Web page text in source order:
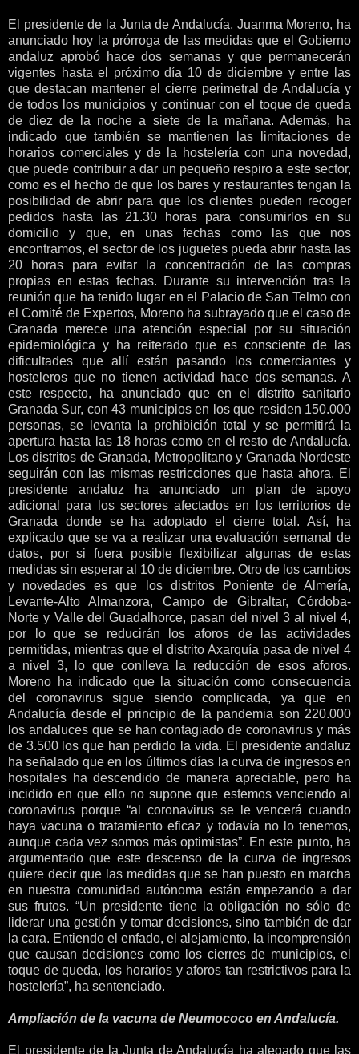
El presidente de la Junta de Andalucía, Juanma Moreno, ha
anunciado hoy la prórroga de las medidas que el Gobierno
andaluz aprobó hace dos semanas y que permanecerán
vigentes hasta el próximo día 10 de diciembre y entre las
que destacan mantener el cierre perimetral de Andalucía y
de todos los municipios y continuar con el toque de queda
de diez de la noche a siete de la mañana. Además, ha
indicado que también se mantienen las limitaciones de
horarios comerciales y de la hostelería con una novedad,
que puede contribuir a dar un pequeño respiro a este sector,
como es el hecho de que los bares y restaurantes tengan la
posibilidad de abrir para que los clientes pueden recoger
pedidos hasta las 21.30 horas para consumirlos en su
domicilio y que, en unas fechas como las que nos
encontramos, el sector de los juguetes pueda abrir hasta las
20 horas para evitar la concentración de las compras
propias en estas fechas. Durante su intervención tras la
reunión que ha tenido lugar en el Palacio de San Telmo con
el Comité de Expertos, Moreno ha subrayado que el caso de
Granada merece una atención especial por su situación
epidemiológica y ha reiterado que es consciente de las
dificultades que allí están pasando los comerciantes y
hosteleros que no tienen actividad hace dos semanas. A
este respecto, ha anunciado que en el distrito sanitario
Granada Sur, con 43 municipios en los que residen 150.000
personas, se levanta la prohibición total y se permitirá la
apertura hasta las 18 horas como en el resto de Andalucía.
Los distritos de Granada, Metropolitano y Granada Nordeste
seguirán con las mismas restricciones que hasta ahora. El
presidente andaluz ha anunciado un plan de apoyo
adicional para los sectores afectados en los territorios de
Granada donde se ha adoptado el cierre total. Así, ha
explicado que se va a realizar una evaluación semanal de
datos, por si fuera posible flexibilizar algunas de estas
medidas sin esperar al 10 de diciembre. Otro de los cambios
y novedades es que los distritos Poniente de Almería,
Levante-Alto Almanzora, Campo de Gibraltar, Córdoba-
Norte y Valle del Guadalhorce, pasan del nivel 3 al nivel 4,
por lo que se reducirán los aforos de las actividades
permitidas, mientras que el distrito Axarquía pasa de nivel 4
a nivel 3, lo que conlleva la reducción de esos aforos.
Moreno ha indicado que la situación como consecuencia
del coronavirus sigue siendo complicada, ya que en
Andalucía desde el principio de la pandemia son 220.000
los andaluces que se han contagiado de coronavirus y más
de 3.500 los que han perdido la vida. El presidente andaluz
ha señalado que en los últimos días la curva de ingresos en
hospitales ha descendido de manera apreciable, pero ha
incidido en que ello no supone que estemos venciendo al
coronavirus porque “al coronavirus se le vencerá cuando
haya vacuna o tratamiento eficaz y todavía no lo tenemos,
aunque cada vez somos más optimistas”. En este punto, ha
argumentado que este descenso de la curva de ingresos
quiere decir que las medidas que se han puesto en marcha
en nuestra comunidad autónoma están empezando a dar
sus frutos. “Un presidente tiene la obligación no sólo de
liderar una gestión y tomar decisiones, sino también de dar
la cara. Entiendo el enfado, el alejamiento, la incomprensión
que causan decisiones como los cierres de municipios, el
toque de queda, los horarios y aforos tan restrictivos para la
hostelería”, ha sentenciado.
Ampliación de la vacuna de Neumococo en Andalucía.
El presidente de la Junta de Andalucía ha alegado que las